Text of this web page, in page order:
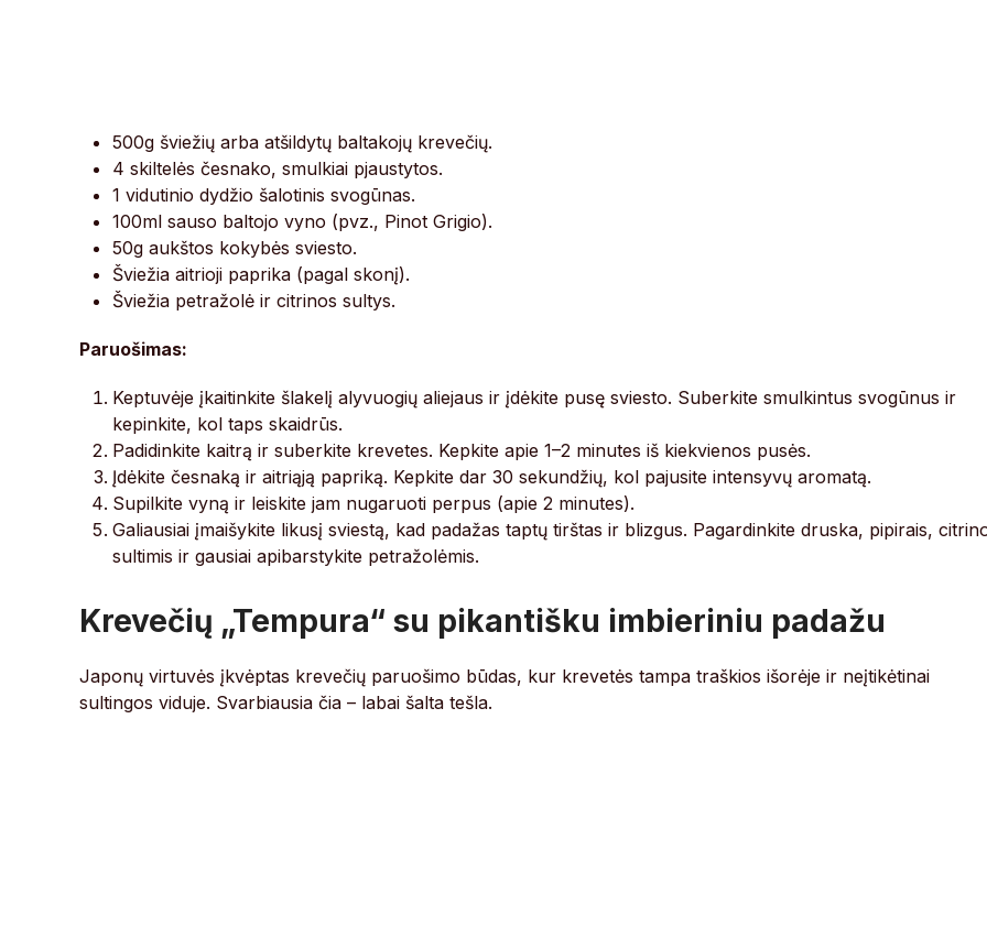
500g šviežių arba atšildytų baltakojų krevečių.
4 skiltelės česnako, smulkiai pjaustytos.
1 vidutinio dydžio šalotinis svogūnas.
100ml sauso baltojo vyno (pvz., Pinot Grigio).
50g aukštos kokybės sviesto.
Šviežia aitrioji paprika (pagal skonį).
Šviežia petražolė ir citrinos sultys.
Paruošimas:
Keptuvėje įkaitinkite šlakelį alyvuogių aliejaus ir įdėkite pusę sviesto. Suberkite smulkintus svogūnus ir
kepinkite, kol taps skaidrūs.
Padidinkite kaitrą ir suberkite krevetes. Kepkite apie 1–2 minutes iš kiekvienos pusės.
Įdėkite česnaką ir aitriąją papriką. Kepkite dar 30 sekundžių, kol pajusite intensyvų aromatą.
Supilkite vyną ir leiskite jam nugaruoti perpus (apie 2 minutes).
Galiausiai įmaišykite likusį sviestą, kad padažas taptų tirštas ir blizgus. Pagardinkite druska, pipirais,
sultimis ir gausiai apibarstykite petražolėmis.
Krevečių „Tempura“ su pikantišku imbieriniu padažu
Japonų virtuvės įkvėptas krevečių paruošimo būdas, kur krevetės tampa traškios išorėje ir neįtikėtinai
sultingos viduje. Svarbiausia čia – labai šalta tešla.